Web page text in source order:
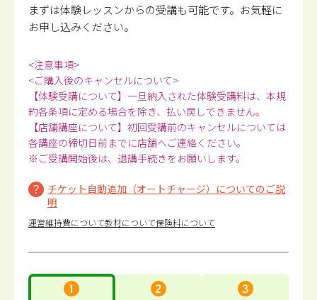
まずは体験レッスンからの受講も可能です。 お気軽に
お申し込みください。
<注意事項>
<ご購入後のキャンセルについて>
【体験受講について】一旦納入された体験受講料は、本規
約各条項に定める場合を除き、払い戻しできません。
【店舗講座について】初回受講前のキャンセルについては
各講座の締切日前までに店舗へご連絡ください。
※ご受講開始後は、退講手続きをお願いします。
チケット自動追加（オートチャージ）についてのご説
明
運営維持費について教材について保険料について